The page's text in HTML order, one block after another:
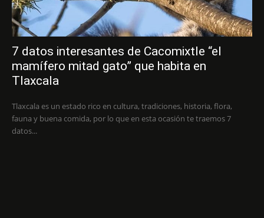
7 datos interesantes de Cacomixtle “el
mamífero mitad gato” que habita en
Tlaxcala
Tlaxcala es un estado rico en cultura, tradiciones, historia, flora,
fauna y buena comida, por lo que en esta ocasión te traemos 7
datos...